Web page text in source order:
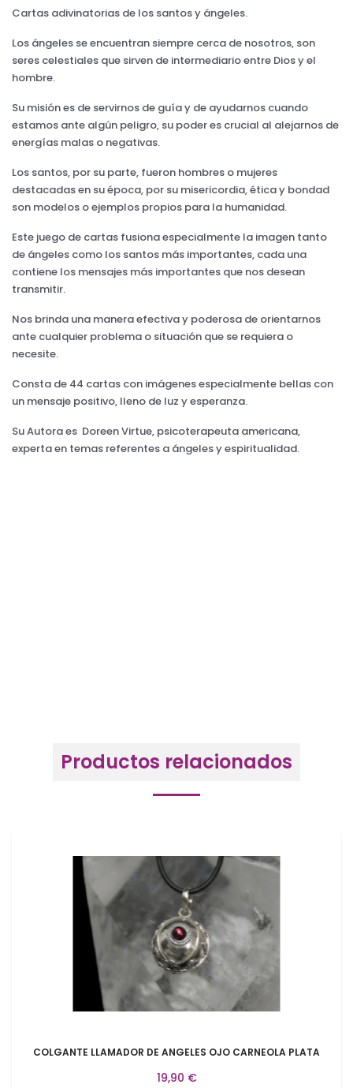
Cartas adivinatorias de los santos y ángeles.
Los ángeles se encuentran siempre cerca de nosotros, son
seres celestiales que sirven de intermediario entre Dios y el
hombre.
Su misión es de servirnos de guía y de ayudarnos cuando
estamos ante algún peligro, su poder es crucial al alejarnos de
energías malas o negativas.
Los santos, por su parte, fueron hombres o mujeres
destacadas en su época, por su misericordia, ética y bondad
son modelos o ejemplos propios para la humanidad.
Este juego de cartas fusiona especialmente la imagen tanto
de ángeles como los santos más importantes, cada una
contiene los mensajes más importantes que nos desean
transmitir.
Nos brinda una manera efectiva y poderosa de orientarnos
ante cualquier problema o situación que se requiera o
necesite.
Consta de 44 cartas con imágenes especialmente bellas con
un mensaje positivo, lleno de luz y esperanza.
Su Autora es Doreen Virtue, psicoterapeuta americana,
experta en temas referentes a ángeles y espiritualidad.
Productos relacionados
COLGANTE LLAMADOR DE ANGELES OJO CARNEOLA PLATA
19,90 €